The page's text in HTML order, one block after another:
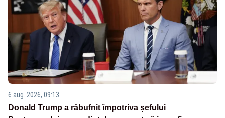
6 aug. 2026, 09:13
Donald Trump a răbufnit împotriva șefului